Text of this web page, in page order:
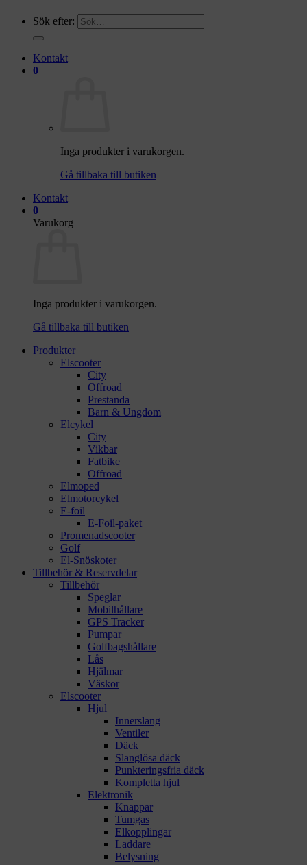
Sök efter:
Kontakt
0
Inga produkter i varukorgen.
Gå tillbaka till butiken
Kontakt
0
Varukorg
Inga produkter i varukorgen.
Gå tillbaka till butiken
Produkter
Elscooter
City
Offroad
Prestanda
Barn & Ungdom
Elcykel
City
Vikbar
Fatbike
Offroad
Elmoped
Elmotorcykel
E-foil
E-Foil-paket
Promenadscooter
Golf
El-Snöskoter
Tillbehör & Reservdelar
Tillbehör
Speglar
Mobilhållare
GPS Tracker
Pumpar
Golfbagshållare
Lås
Hjälmar
Väskor
Elscooter
Hjul
Innerslang
Ventiler
Däck
Slanglösa däck
Punkteringsfria däck
Kompletta hjul
Elektronik
Knappar
Tumgas
Elkopplingar
Laddare
Belysning